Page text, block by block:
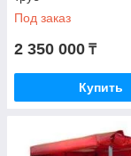
Под заказ
2 350 000 ₸
Купить